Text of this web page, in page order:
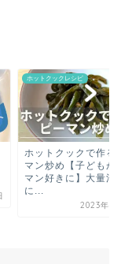
ホットクックレシピ
ホットクックで炊く
んは炊飯器で炊くよ
味しいか？